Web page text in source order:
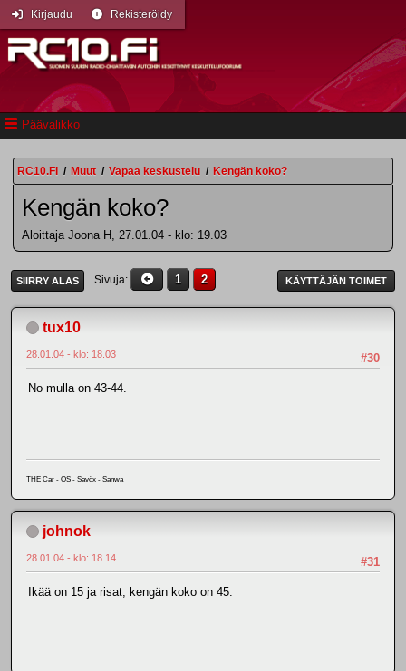
Päävalikko
Kirjaudu Rekisteröidy
RC10.FI / Muut / Vapaa keskustelu / Kengän koko?
Kengän koko?
Aloittaja Joona H, 27.01.04 - klo: 19.03
SIIRRY ALAS Sivuja 1 2 KÄYTTÄJÄN TOIMET
tux10
#30
28.01.04 - klo: 18.03
No mulla on 43-44.
THE Car - OS - Savöx - Sanwa
johnok
#31
28.01.04 - klo: 18.14
Ikää on 15 ja risat, kengän koko on 45.